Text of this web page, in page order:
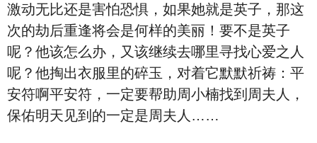
激动无比还是害怕恐惧，如果她就是英子，那这
次的劫后重逢将会是何样的美丽！要不是英子
呢？他该怎么办，又该继续去哪里寻找心爱之人
呢？他掏出衣服里的碎玉，对着它默默祈祷：平
安符啊平安符，一定要帮助周小楠找到周夫人，
保佑明天见到的一定是周夫人……